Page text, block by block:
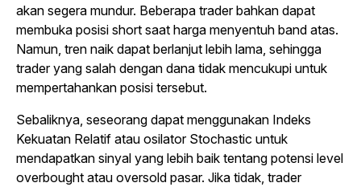
akan segera mundur. Beberapa trader bahkan dapat
membuka posisi short saat harga menyentuh band atas.
Namun, tren naik dapat berlanjut lebih lama, sehingga
trader yang salah dengan dana tidak mencukupi untuk
mempertahankan posisi tersebut.
Sebaliknya, seseorang dapat menggunakan Indeks
Kekuatan Relatif atau osilator Stochastic untuk
mendapatkan sinyal yang lebih baik tentang potensi level
overbought atau oversold pasar. Jika tidak, trader